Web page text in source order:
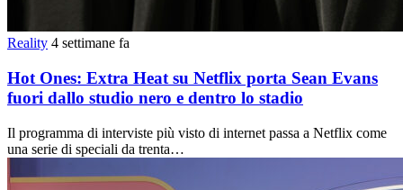
Reality 4 settimane fa
Hot Ones: Extra Heat su Netflix porta Sean Evans
fuori dallo studio nero e dentro lo stadio
Il programma di interviste più visto di internet passa a Netflix come
una serie di speciali da trenta…